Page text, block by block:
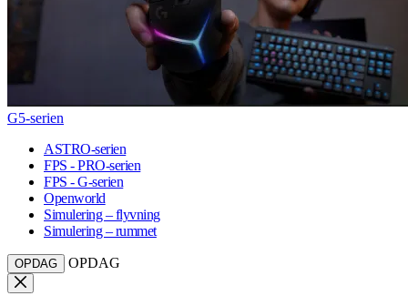
G5-serien
ASTRO-serien
FPS - PRO-serien
FPS - G-serien
Openworld
Simulering – flyvning
Simulering – rummet
OPDAG OPDAG